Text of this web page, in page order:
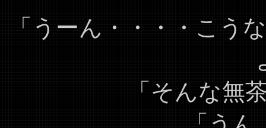
「うーん・・・・こう
「そんな無